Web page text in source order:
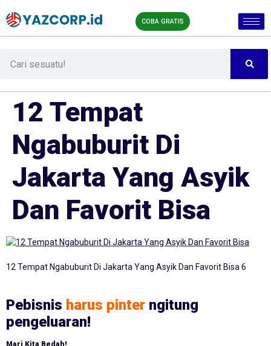
COBA GRATIS
12 Tempat
Ngabuburit Di
Jakarta Yang Asyik
Dan Favorit Bisa
12 Tempat Ngabuburit Di Jakarta Yang Asyik Dan Favorit Bisa 6
Pebisnis harus pinter ngitung
pengeluaran!
Mari Kita Bedah!